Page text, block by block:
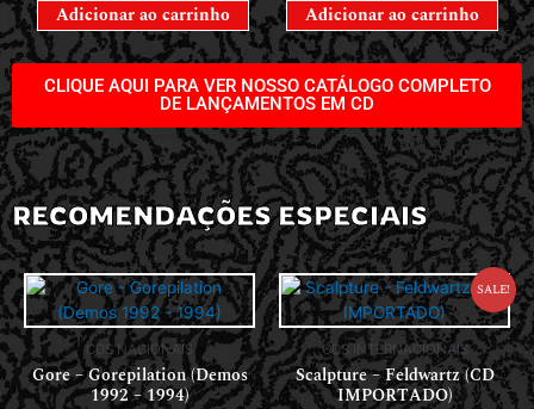
Adicionar ao carrinho Adicionar ao carrinho
CLIQUE AQUI PARA VER NOSSO CATÁLOGO COMPLETO
DE LANÇAMENTOS EM CD
RECOMENDAÇÕES ESPECIAIS
CDS NACIONAIS
Gore – Gorepilation (Demos
1992 – 1994)
Sale!
CDS INTERNACIONAIS
Scalpture – Feldwartz (CD
IMPORTADO)